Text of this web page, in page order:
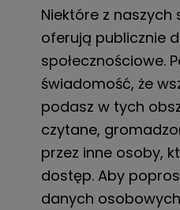
Niektóre z
oferują publicznie
społecznościowe.
świadomość, że
podasz w tych
czytane,
przez inne osoby,
dostęp. Aby
danych